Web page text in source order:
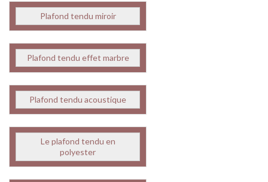
Plafond tendu miroir
Plafond tendu effet marbre
Plafond tendu acoustique
Le plafond tendu en
polyester